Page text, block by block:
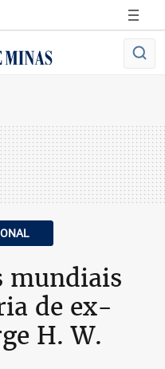
mundiais
de ex-
H. W.